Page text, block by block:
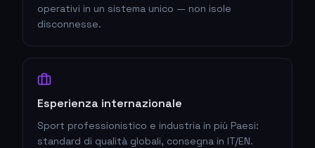
operativi in un sistema unico — non isole
disconnesse.
Esperienza internazionale
Sport professionistico e industria in più Paesi:
standard di qualità globali, consegna in IT/EN.